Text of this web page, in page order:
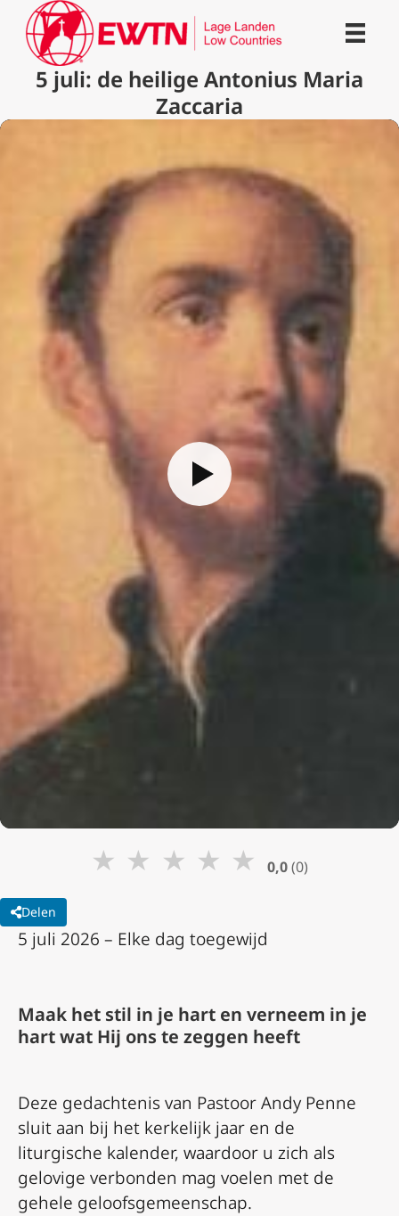
5 juli: de heilige Antonius Maria
Zaccaria
★ ★ ★ ★ ★ 0,0(0)
Delen
5 juli 2026 – Elke dag toegewijd
Maak het stil in je hart en verneem in je
hart wat Hij ons te zeggen heeft
Deze gedachtenis van Pastoor Andy Penne
sluit aan bij het kerkelijk jaar en de
liturgische kalender, waardoor u zich als
gelovige verbonden mag voelen met de
gehele geloofsgemeenschap.